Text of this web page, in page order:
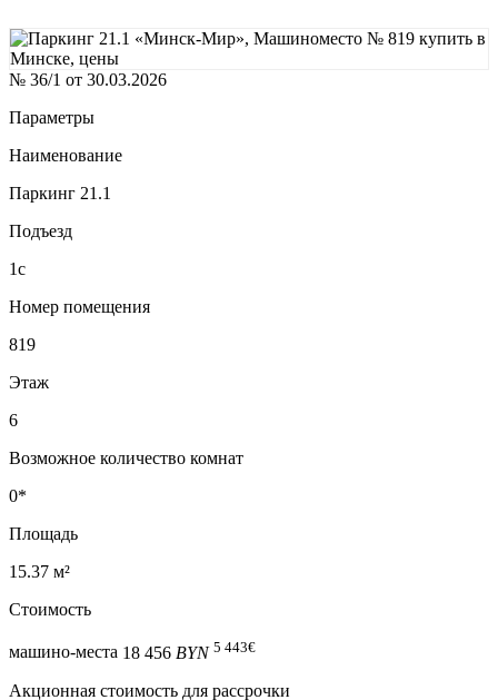
№ 36/1 от 30.03.2026
Параметры
Наименование
Паркинг 21.1
Подъезд
1с
Номер помещения
819
Этаж
6
Возможное количество комнат
0*
Площадь
15.37 м²
Стоимость
машино-места 18 456 BYN 5 443€
Акционная стоимость для рассрочки